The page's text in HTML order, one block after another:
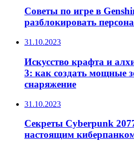
Советы по игре в
разблокировать
31.10.2023
Искусство крафта и
3: как создать мощные
снаряжение
31.10.2023
Секреты Cyberpunk
настоящим